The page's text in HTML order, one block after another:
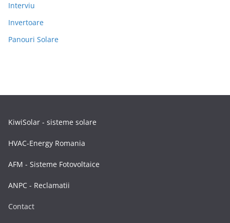
Interviu
Invertoare
Panouri Solare
KiwiSolar - sisteme solare
HVAC-Energy Romania
AFM - Sisteme Fotovoltaice
ANPC - Reclamatii
Contact